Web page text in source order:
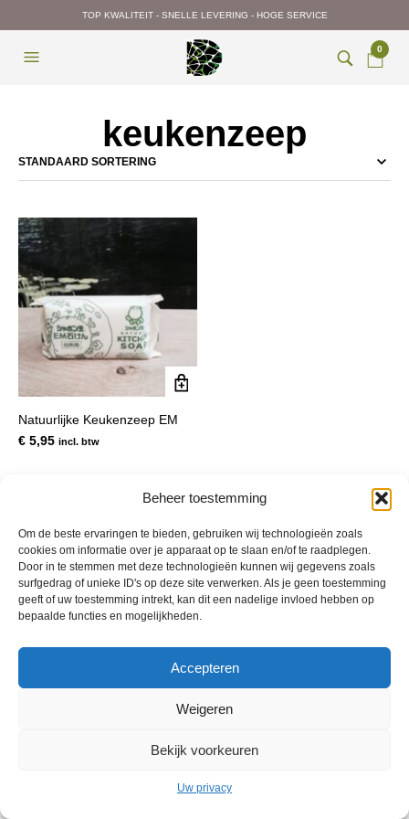
Beheer toestemming
Om de beste ervaringen te bieden, gebruiken wij technologieën zoals
cookies om informatie over je apparaat op te slaan en/of te raadplegen.
Door in te stemmen met deze technologieën kunnen wij gegevens zoals
surfgedrag of unieke ID's op deze site verwerken. Als je geen toestemming
geeft of uw toestemming intrekt, kan dit een nadelige invloed hebben op
bepaalde functies en mogelijkheden.
Accepteren
Weigeren
Bekijk voorkeuren
Uw privacy
TOP KWALITEIT - SNELLE LEVERING - HOGE SERVICE
0
keukenzeep
Natuurlijke Keukenzeep EM
€ 5,95 incl. btw
© 2013 - 2026 De Duurzame Tuin KvK Gouda 29029262 - BTW nr
NL001968744B76 Hosting: